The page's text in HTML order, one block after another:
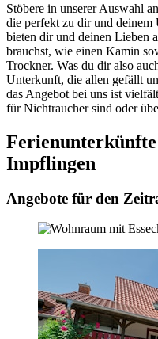
Stöbere in unserer Auswahl
die perfekt zu dir und deinem
bieten dir und deinen Lieben
brauchst, wie einen Kamin
Trockner. Was du dir also
Unterkunft, die allen gefällt
das Angebot bei uns ist
für Nichtraucher sind oder
Impflingen
Angebote für den